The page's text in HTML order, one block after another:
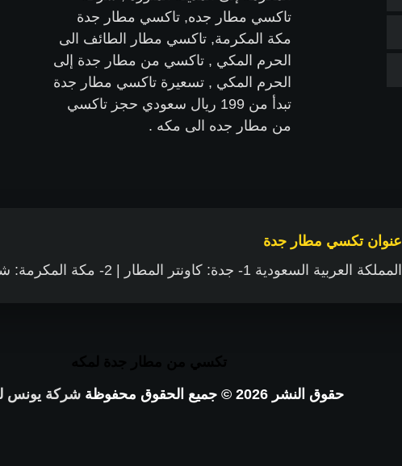
تاكسي مطار جده, تاكسي مطار جدة
مكة المكرمة, تاكسي مطار الطائف الى
الحرم المكي , تاكسي من مطار جدة إلى
الحرم المكي , تسعيرة تاكسي مطار جدة
تبدأ من 199 ريال سعودي حجز تاكسي
من مطار جده الى مكه .
عنوان تكسي مطار جدة
المملكة العربية السعودية 1- جدة: كاونتر المطار | 2- مكة المكرمة: شارع أجياد
حقوق النشر 2026 © جميع الحقوق محفوظة
شركة يونس